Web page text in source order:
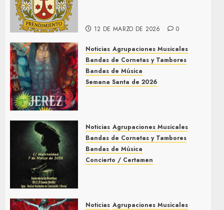
12 DE MARZO DE 2026 0
Noticias Agrupaciones Musicales
Bandas de Cornetas y Tambores
Bandas de Música
Semana Santa de 2026
5 DE MARZO DE 2026 0
Noticias Agrupaciones Musicales
Bandas de Cornetas y Tambores
Bandas de Música
Concierto / Certamen
Noticias Agrupaciones Musicales